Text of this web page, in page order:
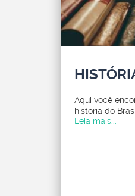
Aqui você
história do
Leia mais...